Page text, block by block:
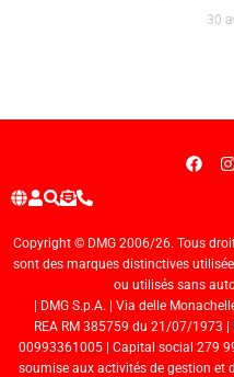
30
Copyright © DMG 2006/26. Tous
sont des marques distinctives
ou utilisés sans
| DMG S.p.A. | Via delle
REA RM 385759 du 21/07/1973 |
00993361005 | Capital social 279
soumise aux activités de gestion et